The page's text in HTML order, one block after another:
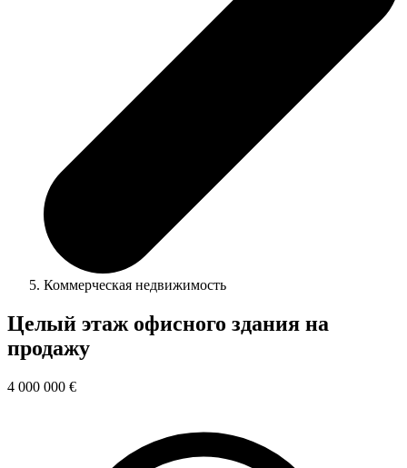
Коммерческая недвижимость
Целый этаж офисного здания на
продажу
4 000 000 €